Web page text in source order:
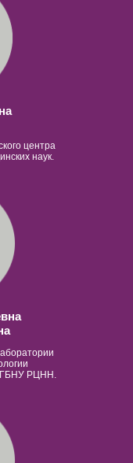
центра
наук.
РЦНН.